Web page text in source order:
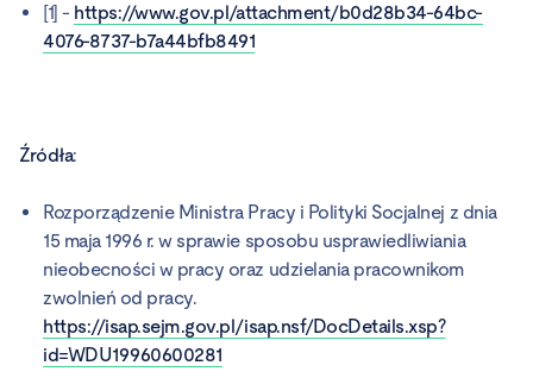
[1] - https://www.gov.pl/attachment/b0d28b34-64bc-
4076-8737-b7a44bfb8491
Źródła:
Rozporządzenie Ministra Pracy i Polityki Socjalnej z dnia
15 maja 1996 r. w sprawie sposobu usprawiedliwiania
nieobecności w pracy oraz udzielania pracownikom
zwolnień od pracy.
https://isap.sejm.gov.pl/isap.nsf/DocDetails.xsp?
id=WDU19960600281